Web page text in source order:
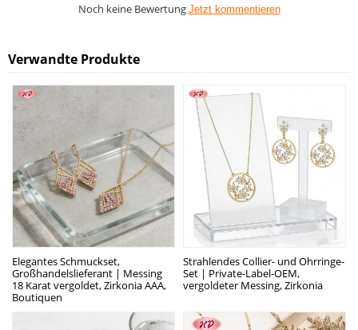
Noch keine Bewertung Jetzt kommentieren
Verwandte Produkte
Elegantes Schmuckset,
Großhandelslieferant | Messing
18 Karat vergoldet, Zirkonia AAA,
Boutiquen
Strahlendes Collier- und Ohrringe-
Set | Private-Label-OEM,
vergoldeter Messing, Zirkonia